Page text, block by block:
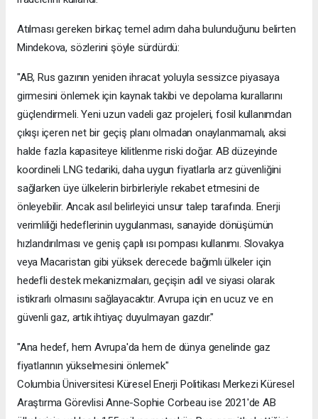
Atılması gereken birkaç temel adım daha bulunduğunu belirten
Mindekova, sözlerini şöyle sürdürdü:
"AB, Rus gazının yeniden ihracat yoluyla sessizce piyasaya
girmesini önlemek için kaynak takibi ve depolama kurallarını
güçlendirmeli. Yeni uzun vadeli gaz projeleri, fosil kullanımdan
çıkışı içeren net bir geçiş planı olmadan onaylanmamalı, aksi
halde fazla kapasiteye kilitlenme riski doğar. AB düzeyinde
koordineli LNG tedariki, daha uygun fiyatlarla arz güvenliğini
sağlarken üye ülkelerin birbirleriyle rekabet etmesini de
önleyebilir. Ancak asıl belirleyici unsur talep tarafında. Enerji
verimliliği hedeflerinin uygulanması, sanayide dönüşümün
hızlandırılması ve geniş çaplı ısı pompası kullanımı. Slovakya
veya Macaristan gibi yüksek derecede bağımlı ülkeler için
hedefli destek mekanizmaları, geçişin adil ve siyasi olarak
istikrarlı olmasını sağlayacaktır. Avrupa için en ucuz ve en
güvenli gaz, artık ihtiyaç duyulmayan gazdır."
"Ana hedef, hem Avrupa'da hem de dünya genelinde gaz
fiyatlarının yükselmesini önlemek"
Columbia Üniversitesi Küresel Enerji Politikası Merkezi Küresel
Araştırma Görevlisi Anne-Sophie Corbeau ise 2021'de AB